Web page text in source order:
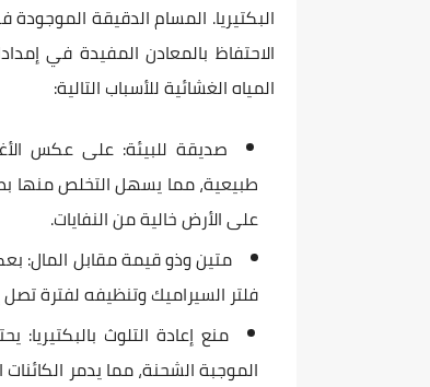
البكتيريا. المسام الدقيقة الموجودة
الاحتفاظ بالمعادن المفيدة في
المياه الغشائية للأسباب التالية:
صديقة للبيئة: على عكس
طبيعية، مما يسهل التخلص منها
على الأرض خالية من النفايات.
متين وذو قيمة مقابل المال:
فلتر السيراميك وتنظيفه لفترة تصل إلى 5 سنوات أو
منع إعادة التلوث
الموجبة الشحنة، مما يدمر الكائنات